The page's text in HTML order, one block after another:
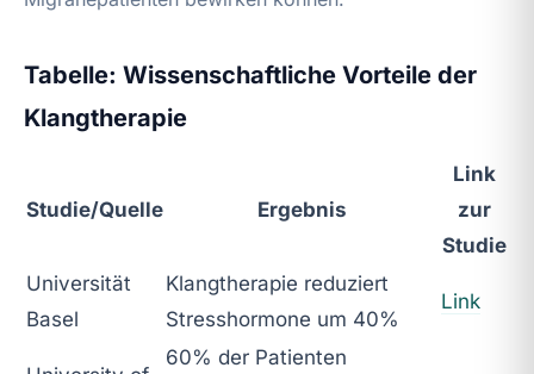
Tabelle: Wissenschaftliche Vorteile der
Klangtherapie
Studie/Quelle Ergebnis
Link
zur
Studie
Universität
Basel
Klangtherapie reduziert
Stresshormone um 40%
Link
60% der Patienten